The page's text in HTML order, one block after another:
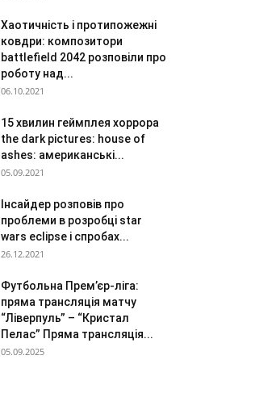
Хаотичність і протипожежні
ковдри: композитори
battlefield 2042 розповіли про
роботу над...
06.10.2021
15 хвилин геймплея хоррора
the dark pictures: house of
ashes: американські...
05.09.2021
Інсайдер розповів про
проблеми в розробці star
wars eclipse і спробах...
26.12.2021
Футбольна Прем’єр-ліга:
пряма трансляція матчу
“Ліверпуль” – “Кристал
Пелас” Пряма трансляція...
05.09.2025